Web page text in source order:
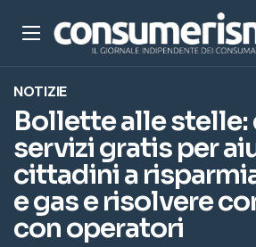
Menu
NOTIZIE
Bollette alle stelle:
servizi gratis per
cittadini a
e gas e risolvere
con operatori